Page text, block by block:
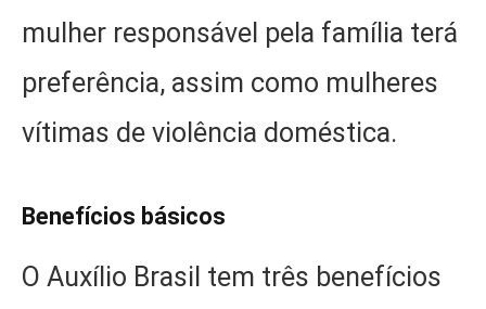
mulher responsável pela família terá
preferência, assim como mulheres
vítimas de violência doméstica.
Benefícios básicos
O Auxílio Brasil tem três benefícios